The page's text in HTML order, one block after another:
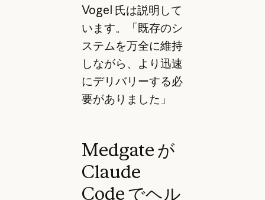
Vogel 氏は説明して
います。「既存のシ
ステムを万全に維持
しながら、より迅速
にデリバリーする必
要がありました」
Medgate が
Claude
Code でヘル